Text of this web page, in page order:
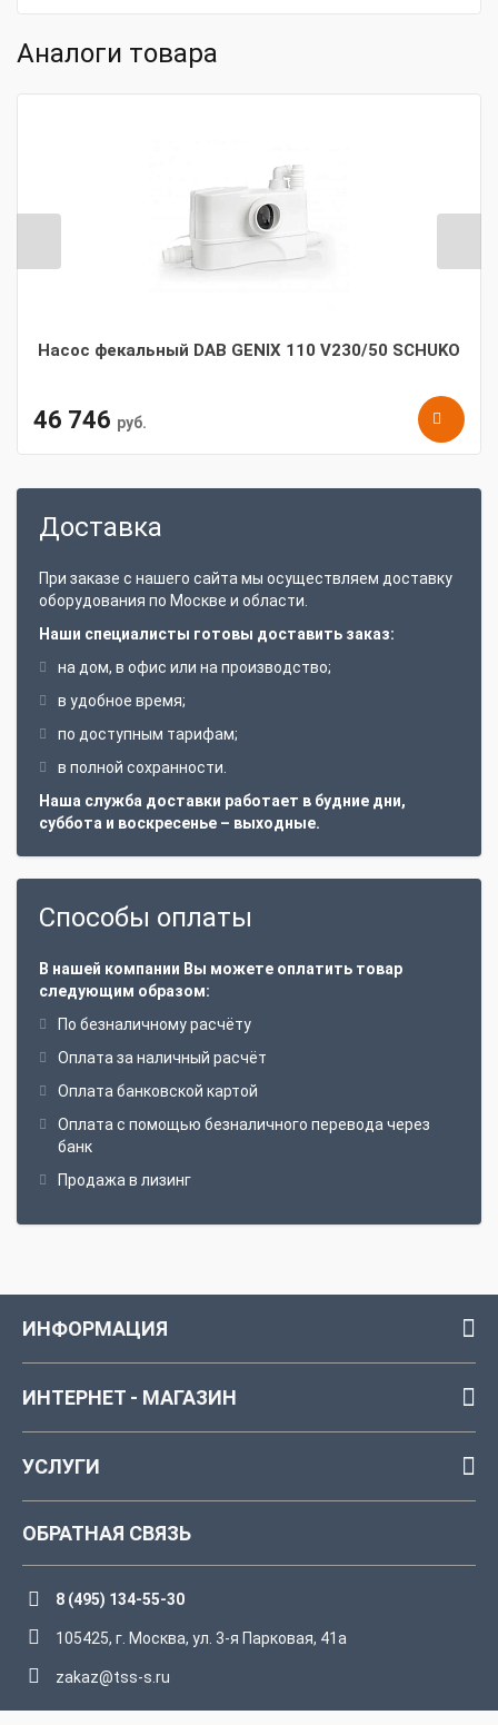
Аналоги товара
Насос фекальный DAB GENIX 110 V230/50 SCHUKO
46 746 руб.
Доставка
При заказе с нашего сайта мы осуществляем доставку
оборудования по Москве и области.
Наши специалисты готовы доставить заказ:
на дом, в офис или на производство;
в удобное время;
по доступным тарифам;
в полной сохранности.
Наша служба доставки работает в будние дни,
суббота и воскресенье – выходные.
Способы оплаты
В нашей компании Вы можете оплатить товар
следующим образом:
По безналичному расчёту
Оплата за наличный расчёт
Оплата банковской картой
Оплата с помощью безналичного перевода через
банк
Продажа в лизинг
ИНФОРМАЦИЯ
ИНТЕРНЕТ - МАГАЗИН
УСЛУГИ
ОБРАТНАЯ СВЯЗЬ
8 (495) 134-55-30
105425, г. Москва, ул. 3-я Парковая, 41а
zakaz@tss-s.ru